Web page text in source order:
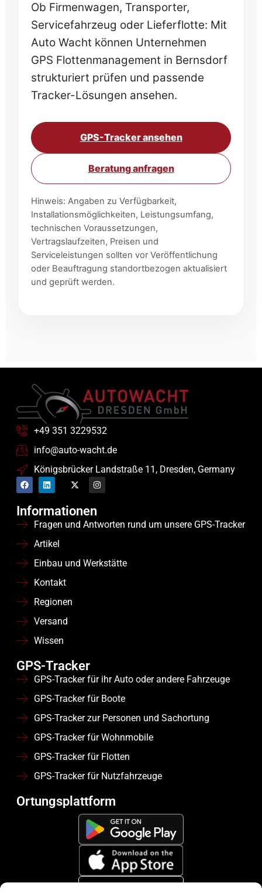
Ob Firmenwagen, Transporter,
Servicefahrzeug oder Lieferflotte: Mit
Auto Wacht können Unternehmen
GPS Flottenmanagement in Bernsdorf
strukturiert prüfen und passende
Tracker-Lösungen ansehen.
GPS-Tracker ansehen
Beratung anfragen
Hinweis: Angaben zu Verfügbarkeit,
Installationsmöglichkeiten, Leistungsumfang,
technischen Voraussetzungen,
Vertragslaufzeiten, Preisen und
Serviceleistungen sollten vor Veröffentlichung
oder Beauftragung standortbezogen aktualisiert
und geprüft werden.
+49 351 3229532
info@auto-wacht.de
Königsbrücker Landstraße 11, Dresden, Germany
Informationen
Fragen und Antworten rund um unsere GPS-Tracker
Artikel
Einbau und Werkstätte
Kontakt
Regionen
Versand
Wissen
GPS-Tracker
GPS-Tracker für ihr Auto oder andere Fahrzeuge
GPS-Tracker für Boote
GPS-Tracker zur Personen und Sachortung
GPS-Tracker für Wohnmobile
GPS-Tracker für Flotten
GPS-Tracker für Nutzfahrzeuge
Ortungsplattform